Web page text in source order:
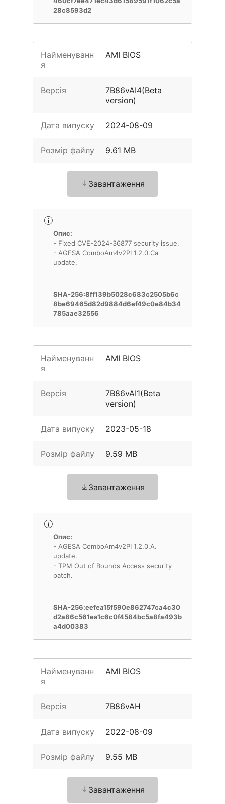
28c8593d2
Найменуванн
я
AMI BIOS
Версія
7B86vAI4(Beta
version)
Дата випуску 2024-08-09
Розмір файлу 9.61 MB
Завантаження
Опис:
- Fixed CVE-2024-36877 security issue.
- AGESA ComboAm4v2PI 1.2.0.Ca
update.
SHA-256:8ff139b5028c683c2505b6c
8be69465d82d9884d6ef49c0e84b34
785aae32556
Найменуванн
я
AMI BIOS
Версія
7B86vAI1(Beta
version)
Дата випуску 2023-05-18
Розмір файлу 9.59 MB
Завантаження
Опис:
- AGESA ComboAm4v2PI 1.2.0.A.
update.
- TPM Out of Bounds Access security
patch.
SHA-256:eefea15f590e862747ca4c30
d2a86c561ea1c6c0f4584bc5a8fa493b
a4d00383
Найменуванн
я
AMI BIOS
Версія 7B86vAH
Дата випуску 2022-08-09
Розмір файлу 9.55 MB
Завантаження